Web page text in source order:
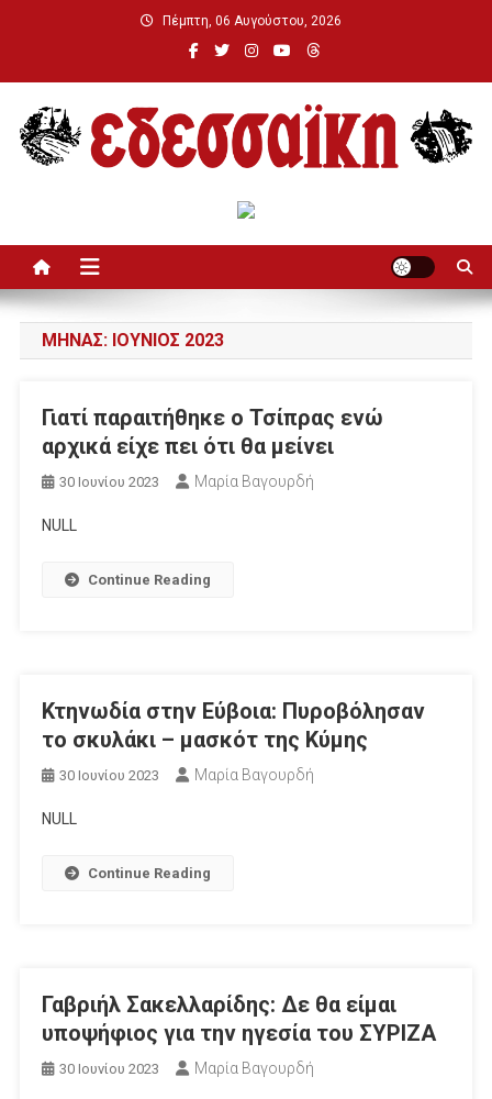
Πέμπτη, 06 Αυγούστου, 2026
ΜΉΝΑΣ: ΙΟΎΝΙΟΣ 2023
Γιατί παραιτήθηκε ο Τσίπρας ενώ
αρχικά είχε πει ότι θα μείνει
30 Ιουνίου 2023 Μαρία Βαγουρδή
NULL
Continue Reading
Κτηνωδία στην Εύβοια: Πυροβόλησαν
το σκυλάκι – μασκότ της Κύμης
30 Ιουνίου 2023 Μαρία Βαγουρδή
NULL
Continue Reading
Γαβριήλ Σακελλαρίδης: Δε θα είμαι
υποψήφιος για την ηγεσία του ΣΥΡΙΖΑ
30 Ιουνίου 2023 Μαρία Βαγουρδή